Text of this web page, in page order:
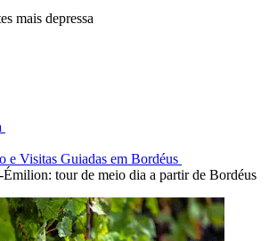
mais depressa
e Visitas Guiadas em Bordéus
tour de meio dia a partir de Bordéus